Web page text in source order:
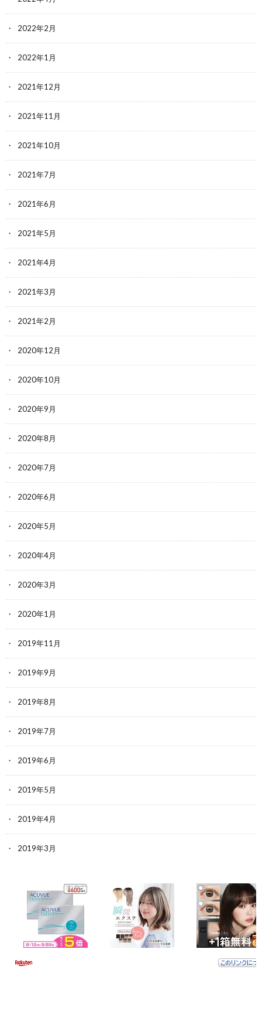
2022年2月
2022年1月
2021年12月
2021年11月
2021年10月
2021年7月
2021年6月
2021年5月
2021年4月
2021年3月
2021年2月
2020年12月
2020年10月
2020年9月
2020年8月
2020年7月
2020年6月
2020年5月
2020年4月
2020年3月
2020年1月
2019年11月
2019年9月
2019年8月
2019年7月
2019年6月
2019年5月
2019年4月
2019年3月